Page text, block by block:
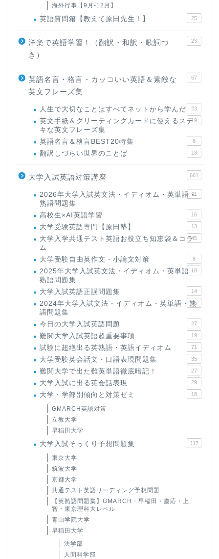
海外行事【9月-12月】
英語質問箱【教えて原田先生！】 25
洋楽で英語学習！（翻訳・和訳・歌詞つ
き）
23
英語名言・格言・カッコいい英語＆素敵な
英文フレーズ集
67
人生で大切なことはすべてネットから学んだ 23
英文手紙＆グリーティングカードに使えるステ
キな英文フレーズ集
19
英語名言＆格言BEST20特集 6
翻訳しづらい世界のことば 18
大学入試英語対策講座 661
2026年大学入試英文法・イディオム・英単語・
熟語問題集
11
高校生×AI英語学習 16
大学受験英語専門【原田塾】 13
大学入学共通テスト英語お役立ち知恵袋＆コラ
ム
45
大学受験自由英作文・小論文対策 8
2025年大学入試英文法・イディオム・英単語・
熟語問題集
18
大学入試英語正誤問題集 14
2024年大学入試文法・イディオム・英単語・熟
語問題集
15
今日の大学入試英語問題 27
難関大学入試英語超重要事項 19
試験に超絶出る英熟語・英語イディオム 71
大学受験英会話文・口語表現問題集 35
難関大学で出た難英単語徹底暗記！ 27
大学入試に出る英会話表現 29
大学・学部別傾向と対策ゼミ 18
GMARCH英語対策
立教大学
早稲田大学
大学入試そっくり予想問題集 117
東京大学
筑波大学
京都大学
共通テスト英語リーディング予想問題
【英熟語問題集】GMARCH・早稲田・慶応・上
智・東京理科大レベル
青山学院大学
早稲田大学
法学部
人間科学部